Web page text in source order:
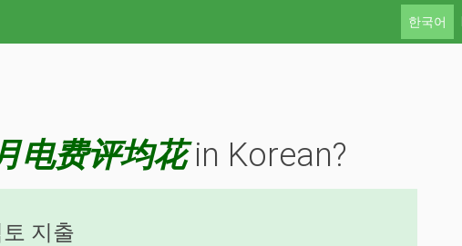
한국어
电费评均花in Korean?
지출